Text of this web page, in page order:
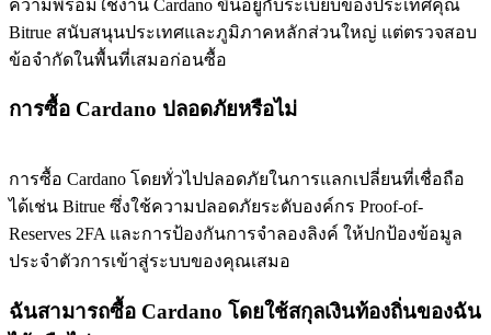
ความพร้อมใช้งาน Cardano ขึ้นอยู่กับระเบียบของประเทศคุณ
Bitrue สนับสนุนประเทศและภูมิภาคหลักส่วนใหญ่ แต่ตรวจสอบ
ข้อจำกัดในพื้นที่เสมอก่อนซื้อ
การซื้อ Cardano ปลอดภัยหรือไม่
การซื้อ Cardano โดยทั่วไปปลอดภัยในการแลกเปลี่ยนที่เชื่อถือ
ได้เช่น Bitrue ซึ่งใช้ความปลอดภัยระดับองค์กร Proof-of-
Reserves 2FA และการป้องกันการจำลองลิงค์ ให้ปกป้องข้อมูล
ประจำตัวการเข้าสู่ระบบของคุณเสมอ
ฉันสามารถซื้อ Cardano โดยใช้สกุลเงินท้องถิ่นของฉัน